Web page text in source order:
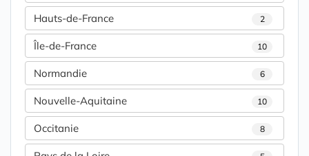
Hauts-de-France 2
Île-de-France 10
Normandie 6
Nouvelle-Aquitaine 10
Occitanie 8